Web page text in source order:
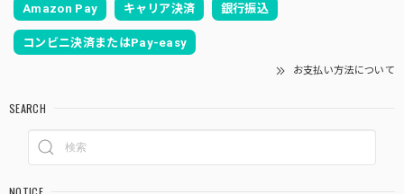
Amazon Pay キャリア決済 銀行振込
コンビニ決済またはPay-easy
お支払い方法について
SEARCH